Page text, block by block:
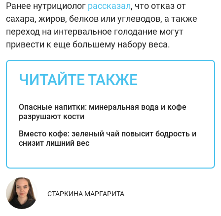
Ранее нутрициолог рассказал, что отказ от
сахара, жиров, белков или углеводов, а также
переход на интервальное голодание могут
привести к еще большему набору веса.
ЧИТАЙТЕ ТАКЖЕ
Опасные напитки: минеральная вода и кофе
разрушают кости
Вместо кофе: зеленый чай повысит бодрость и
снизит лишний вес
СТАРКИНА МАРГАРИТА